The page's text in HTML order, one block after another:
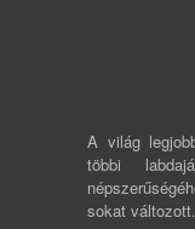
A világ
többi
sokat változott.